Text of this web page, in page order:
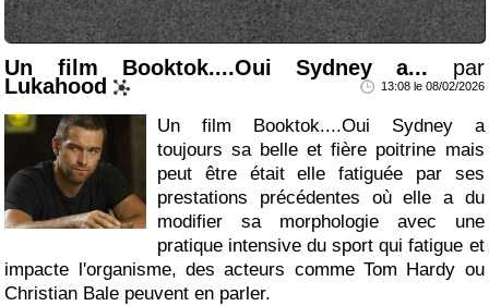
Un film Booktok....Oui Sydney a... par
Lukahood 13:08 le 08/02/2026
Un film Booktok....Oui Sydney a
toujours sa belle et fière poitrine mais
peut être était elle fatiguée par ses
prestations précédentes où elle a du
modifier sa morphologie avec une
pratique intensive du sport qui fatigue et
impacte l'organisme, des acteurs comme Tom Hardy ou
Christian Bale peuvent en parler.